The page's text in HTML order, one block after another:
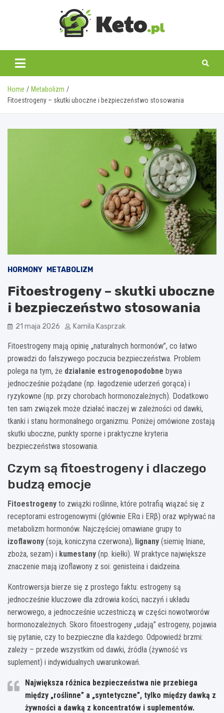
keto.pl
Home
Metabolizm
Fitoestrogeny – skutki uboczne i bezpieczeństwo stosowania
HORMONY METABOLIZM
Fitoestrogeny – skutki uboczne
i bezpieczeństwo stosowania
21 maja 2026 Kamila Kasprzak
Fitoestrogeny mają opinię „naturalnych hormonów”, co łatwo
prowadzi do fałszywego poczucia bezpieczeństwa. Problem
polega na tym, że działanie estrogenopodobne bywa
jednocześnie pożądane (np. łagodzenie uderzeń gorąca) i
ryzykowne (np. przy chorobach hormonozależnych). Dodatkowo
ten sam związek może działać inaczej w zależności od dawki,
tkanki i stanu hormonalnego organizmu. Poniżej omówione zostają
skutki uboczne, punkty sporne i praktyczne kryteria
bezpieczeństwa stosowania.
Czym są fitoestrogeny i dlaczego
budzą emocje
Fitoestrogeny to związki roślinne, które potrafią wiązać się z
receptorami estrogenowymi (głównie ERα i ERβ) oraz wpływać na
metabolizm hormonów. Najczęściej omawiane grupy to
izoflawony (soja, koniczyna czerwona), lignany (siemię lniane,
zboża, sezam) i kumestany (np. kiełki). W praktyce największe
znaczenie mają izoflawony z soi: genisteina i daidzeina.
Kontrowersja bierze się z prostego faktu: estrogeny są
jednocześnie kluczowe dla zdrowia kości, naczyń i układu
nerwowego, a jednocześnie uczestniczą w części nowotworów
hormonozależnych. Skoro fitoestrogeny „udają” estrogeny, pojawia
się pytanie, czy to bezpieczne dla każdego. Odpowiedź brzmi:
zależy – przede wszystkim od dawki, źródła (żywność vs
suplement) i indywidualnych uwarunkowań.
Największa różnica bezpieczeństwa nie przebiega
między „roślinne” a „syntetyczne”, tylko między dawką z
żywności a dawką z koncentratów i suplementów.